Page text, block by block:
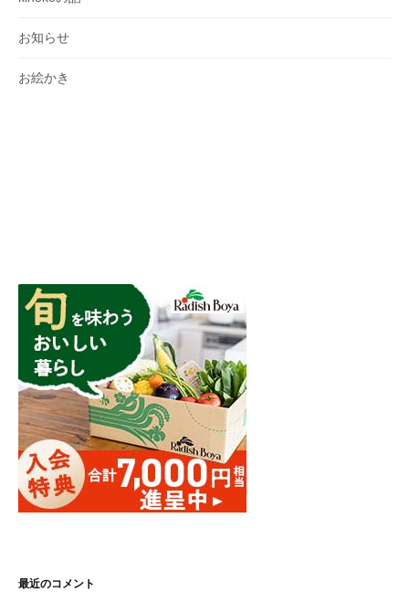
お知らせ
お絵かき
最近のコメント